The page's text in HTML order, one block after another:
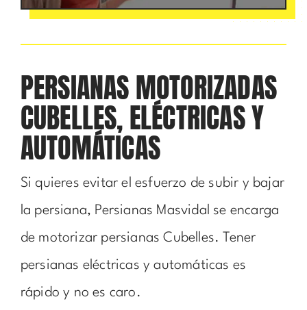
PERSIANAS MOTORIZADAS
CUBELLES, ELÉCTRICAS Y
AUTOMÁTICAS
Si quieres evitar el esfuerzo de subir y bajar
la persiana, Persianas Masvidal se encarga
de motorizar persianas Cubelles. Tener
persianas eléctricas y automáticas es
rápido y no es caro.